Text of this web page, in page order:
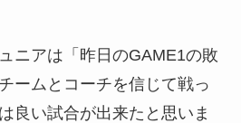
ニアは「昨日のGAME1の敗
ームとコーチを信じて戦っ
良い試合が出来たと思いま